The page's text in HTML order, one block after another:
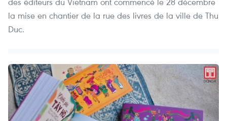
la mise en chantier de la rue des livres de la ville de Thu
Duc.